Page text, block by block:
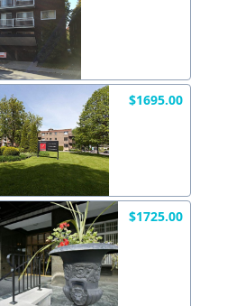
$1695.00
$1725.00